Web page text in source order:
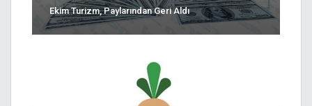
Ekim Turizm, Paylarından Geri Aldı